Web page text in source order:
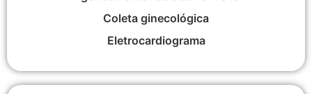
Coleta ginecológica
Eletrocardiograma